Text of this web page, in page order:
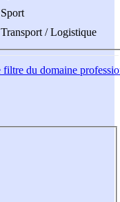
Sport
Transport / Logistique
du domaine